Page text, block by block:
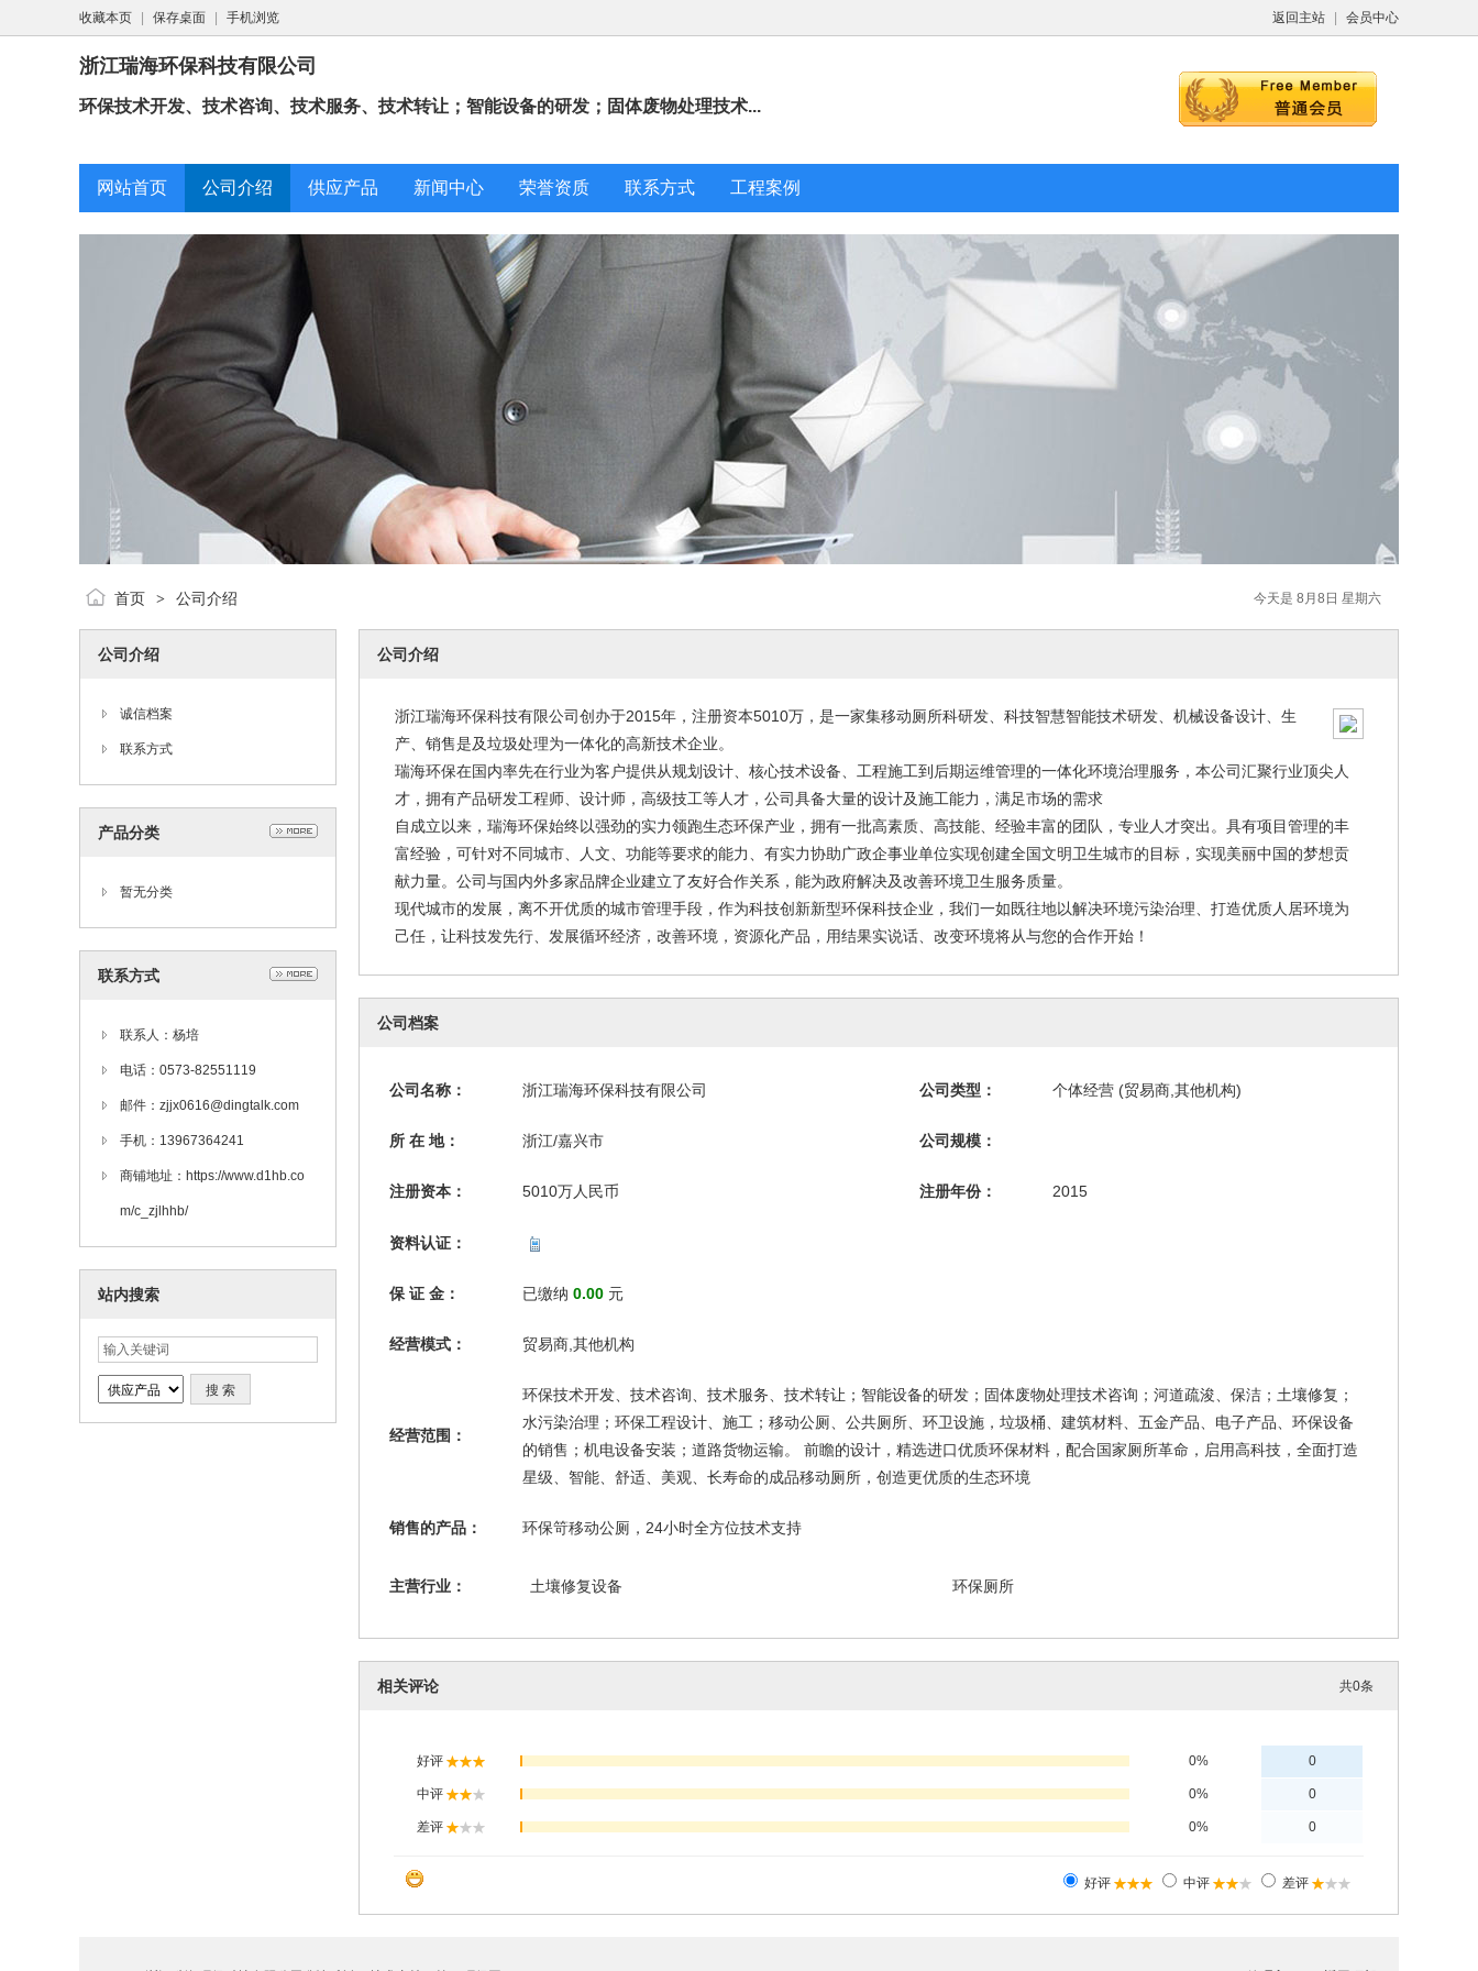
返回主站 会员中心
收藏本页 保存桌面 手机浏览
浙江瑞海环保科技有限公司
环保技术开发、技术咨询、技术服务、技术转让；智能设备的研发；固体废物处理技术...
网站首页 公司介绍 供应产品 新闻中心 荣誉资质 联系方式 工程案例
今天是 8月8日 星期六
首页 > 公司介绍
公司介绍
诚信档案
联系方式
产品分类
暂无分类
联系方式
联系人：杨培
电话：0573-82551119
邮件：zjjx0616@dingtalk.com
手机：13967364241
商铺地址：https://www.d1hb.co
m/c_zjlhhb/
站内搜索
公司介绍
浙江瑞海环保科技有限公司创办于2015年，注册资本5010万，是一家集移动厕所科研发、科技智慧智能技术研发、机械设备设计、生
产、销售是及垃圾处理为一体化的高新技术企业。
瑞海环保在国内率先在行业为客户提供从规划设计、核心技术设备、工程施工到后期运维管理的一体化环境治理服务，本公司汇聚行业顶尖人
才，拥有产品研发工程师、设计师，高级技工等人才，公司具备大量的设计及施工能力，满足市场的需求
自成立以来，瑞海环保始终以强劲的实力领跑生态环保产业，拥有一批高素质、高技能、经验丰富的团队，专业人才突出。具有项目管理的丰
富经验，可针对不同城市、人文、功能等要求的能力、有实力协助广政企事业单位实现创建全国文明卫生城市的目标，实现美丽中国的梦想贡
献力量。公司与国内外多家品牌企业建立了友好合作关系，能为政府解决及改善环境卫生服务质量。
现代城市的发展，离不开优质的城市管理手段，作为科技创新新型环保科技企业，我们一如既往地以解决环境污染治理、打造优质人居环境为
己任，让科技发先行、发展循环经济，改善环境，资源化产品，用结果实说话、改变环境将从与您的合作开始！
公司档案
公司名称： 浙江瑞海环保科技有限公司 公司类型： 个体经营 (贸易商,其他机构)
所 在 地： 浙江/嘉兴市 公司规模：
注册资本： 5010万人民币 注册年份： 2015
资料认证：
保 证 金： 已缴纳 0.00 元
经营模式： 贸易商,其他机构
经营范围：
环保技术开发、技术咨询、技术服务、技术转让；智能设备的研发；固体废物处理技术咨询；河道疏浚、保洁；土壤修复；
水污染治理；环保工程设计、施工；移动公厕、公共厕所、环卫设施，垃圾桶、建筑材料、五金产品、电子产品、环保设备
的销售；机电设备安装；道路货物运输。 前瞻的设计，精选进口优质环保材料，配合国家厕所革命，启用高科技，全面打造
星级、智能、舒适、美观、长寿命的成品移动厕所，创造更优质的生态环境
销售的产品： 环保笴移动公厕，24小时全方位技术支持
主营行业： 土壤修复设备 环保厕所
共0条
相关评论